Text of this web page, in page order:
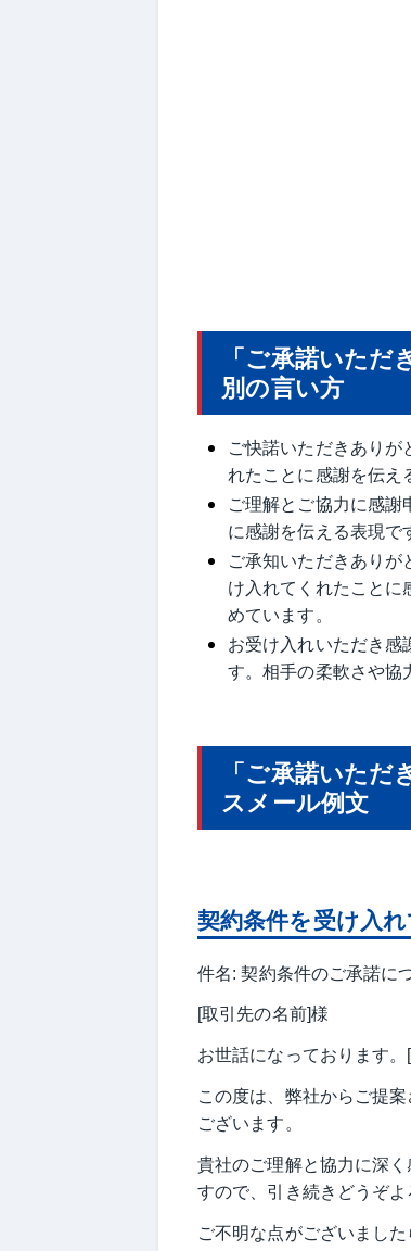
「ご承諾いただ
別の言い方
ご快諾いただきありが
れたことに感謝を伝え
ご理解とご協力に感謝
に感謝を伝える表現で
ご承知いただきありが
け入れてくれたことに
めています。
お受け入れいただき感
す。相手の柔軟さや協
「ご承諾いた
スメール例文
契約条件を受け入
件名: 契約条件のご承諾に
[取引先の名前]様
お世話になっております。
この度は、弊社からご提
ございます。
貴社のご理解と協力に深
すので、引き続きどうぞよ
ご不明な点がございまし